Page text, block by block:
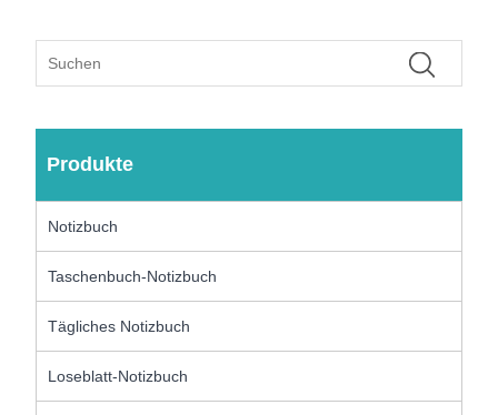
Produkte
Notizbuch
Taschenbuch-Notizbuch
Tägliches Notizbuch
Loseblatt-Notizbuch